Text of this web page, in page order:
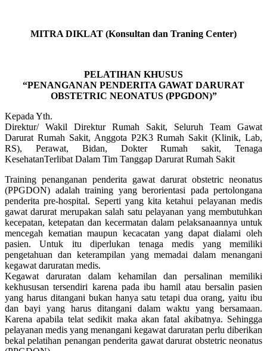
MITRA DIKLAT (Konsultan dan Traning Center)
PELATIHAN KHUSUS
“PENANGANAN PENDERITA GAWAT DARURAT
OBSTETRIC NEONATUS (PPGDON)”
Kepada Yth.
Direktur/ Wakil Direktur Rumah Sakit, Seluruh Team Gawat
Darurat Rumah Sakit, Anggota P2K3 Rumah Sakit (Klinik, Lab,
RS), Perawat, Bidan, Dokter Rumah sakit, Tenaga
KesehatanTerlibat Dalam Tim Tanggap Darurat Rumah Sakit
Training penanganan penderita gawat darurat obstetric neonatus
(PPGDON) adalah training yang berorientasi pada pertolongana
penderita pre-hospital. Seperti yang kita ketahui pelayanan medis
gawat darurat merupakan salah satu pelayanan yang membutuhkan
kecepatan, ketepatan dan kecermatan dalam pelaksanaannya untuk
mencegah kematian maupun kecacatan yang dapat dialami oleh
pasien. Untuk itu diperlukan tenaga medis yang memiliki
pengetahuan dan keterampilan yang memadai dalam menangani
kegawat daruratan medis.
Kegawat daruratan dalam kehamilan dan persalinan memiliki
kekhususan tersendiri karena pada ibu hamil atau bersalin pasien
yang harus ditangani bukan hanya satu tetapi dua orang, yaitu ibu
dan bayi yang harus ditangani dalam waktu yang bersamaan.
Karena apabila telat sedikit maka akan fatal akibatnya. Sehingga
pelayanan medis yang menangani kegawat daruratan perlu diberikan
bekal pelatihan penangan penderita gawat darurat obstetric neonatus